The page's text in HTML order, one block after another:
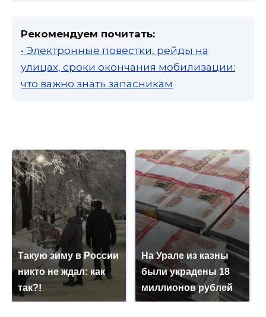
Рекомендуем почитать:
• Электронные повестки, рейды на
улицах, сроки окончания мобилизации:
что важно знать запасникам
Такую зиму в России
никто не ждал: как
так?!
На Урале из казны
были украдены 18
миллионов рублей